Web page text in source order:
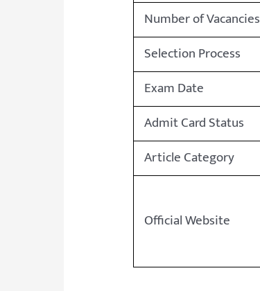
Number of Vacancies
Selection Process
Exam Date
Admit Card Status
Article Category
Official Website